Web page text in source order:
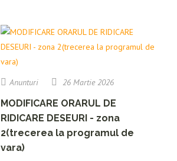
Anunturi 26 Martie 2026
MODIFICARE ORARUL DE
RIDICARE DESEURI - zona
2(trecerea la programul de
vara)